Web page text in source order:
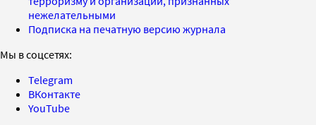
нежелательными
Подписка на печатную версию журнала
Мы в соцсетях:
Telegram
ВКонтакте
YouTube